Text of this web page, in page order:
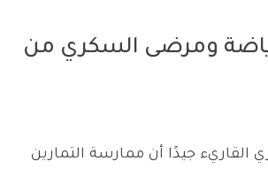
ومرضى السكري من
القاريء جيدًا أن ممارسة التمارين